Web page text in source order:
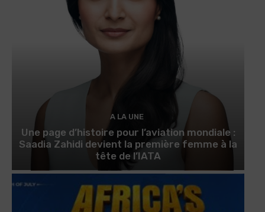
A LA UNE
Une page d’histoire pour l’aviation mondiale :
Saadia Zahidi devient la première femme à la
tête de l’IATA